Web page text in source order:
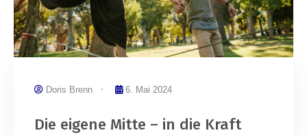
Doris Brenn 6. Mai 2024
Die eigene Mitte – in die Kraft